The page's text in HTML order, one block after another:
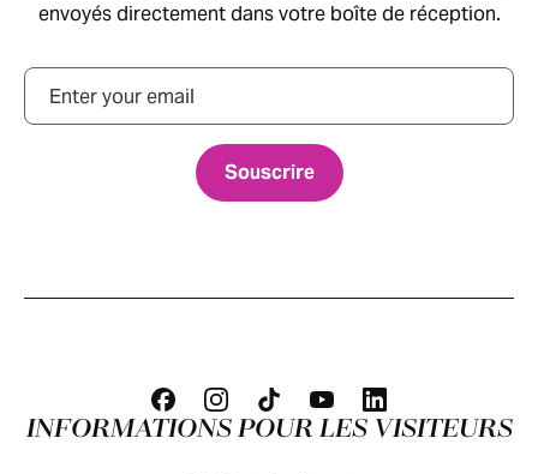
envoyés directement dans votre boîte de réception.
Courriel
INFORMATIONS POUR LES VISITEURS